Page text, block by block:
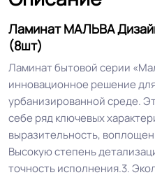
Антистатичность
Вес упаковки
Торговый
представитель
Безопасность
материала ГОСТ, ТУ,
Ламинат МАЛЬВА
(8шт)
Ламинат бытовой серии
инновационное решение
урбанизированной среде.
себе ряд ключевых
выразительность,
Высокую степень
точность исполнения.3.